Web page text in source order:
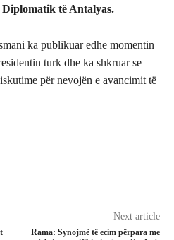
të Antalyas.
ka publikuar edhe momentin
turk dhe ka shkruar se
për nevojën e avancimit të
Next article
Rama: Synojmë të ecim përpara me